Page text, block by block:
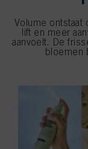
Volume ontstaat
lift en meer
aanvoelt. De
bloemen